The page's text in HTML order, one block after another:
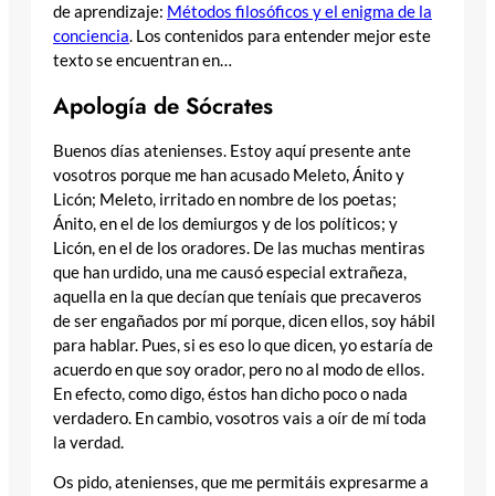
de aprendizaje: Métodos filosóficos y el enigma de la
conciencia. Los contenidos para entender mejor este
texto se encuentran en…
Apología de Sócrates
Buenos días atenienses. Estoy aquí presente ante
vosotros porque me han acusado Meleto, Ánito y
Licón; Meleto, irritado en nombre de los poetas;
Ánito, en el de los demiurgos y de los políticos; y
Licón, en el de los oradores. De las muchas mentiras
que han urdido, una me causó especial extrañeza,
aquella en la que decían que teníais que precaveros
de ser engañados por mí porque, dicen ellos, soy hábil
para hablar. Pues, si es eso lo que dicen, yo estaría de
acuerdo en que soy orador, pero no al modo de ellos.
En efecto, como digo, éstos han dicho poco o nada
verdadero. En cambio, vosotros vais a oír de mí toda
la verdad.
Os pido, atenienses, que me permitáis expresarme a